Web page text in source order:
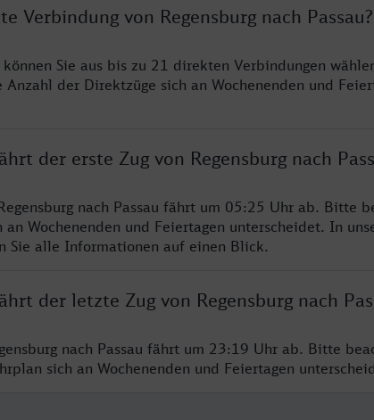
Verbindung von Regensburg nach Passau?
können Sie aus bis zu 21 direkten Verbindungen
Anzahl der Direktzüge sich an Wochenenden und
der erste Zug von Regensburg nach
nach Passau fährt um 05:25 Uhr ab. Bitte
an Wochenenden und Feiertagen unterscheidet. In
Sie alle Informationen auf einen Blick.
der letzte Zug von Regensburg nach
nach Passau fährt um 23:19 Uhr ab. Bitte
sich an Wochenenden und Feiertagen